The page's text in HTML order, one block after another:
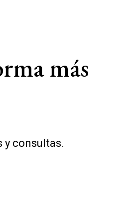
más
y consultas.